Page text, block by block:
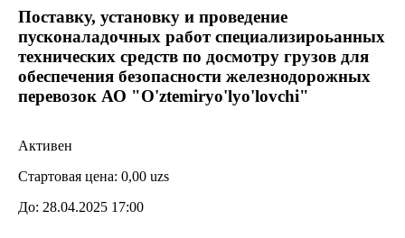
Поставку, установку и проведение
пусконаладочных работ специализироьанных
технических средств по досмотру грузов для
обеспечения безопасности железнодорожных
перевозок АО "O'ztemiryo'lyo'lovchi"
Активен
Стартовая цена: 0,00 uzs
До: 28.04.2025 17:00